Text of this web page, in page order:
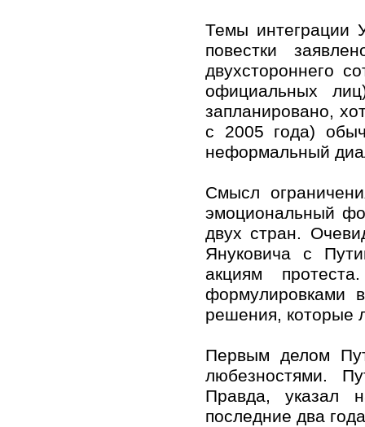
Темы интеграции
повестки
двухстороннего
официальных
запланировано,
с 2005 года)
неформальный
Смысл
эмоциональный
двух стран.
Януковича с
акциям
формулировками
решения, которые
Первым делом
любезностями.
Правда, указал
последние два